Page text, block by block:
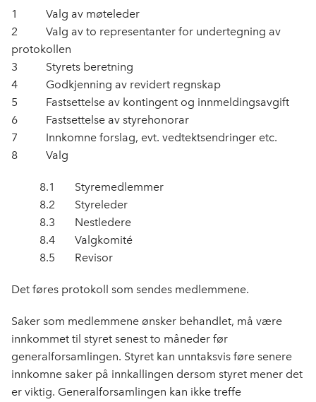
1 Valg av møteleder
2 Valg av to representanter for undertegning av
protokollen
3 Styrets beretning
4 Godkjenning av revidert regnskap
5 Fastsettelse av kontingent og innmeldingsavgift
6 Fastsettelse av styrehonorar
7 Innkomne forslag, evt. vedtektsendringer etc.
8 Valg
8.1 Styremedlemmer
8.2 Styreleder
8.3 Nestledere
8.4 Valgkomité
8.5 Revisor
Det føres protokoll som sendes medlemmene.
Saker som medlemmene ønsker behandlet, må være
innkommet til styret senest to måneder før
generalforsamlingen. Styret kan unntaksvis føre senere
innkomne saker på innkallingen dersom styret mener det
er viktig. Generalforsamlingen kan ikke treffe